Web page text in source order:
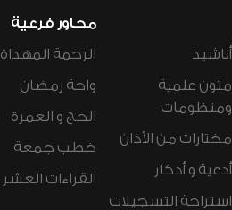
أناشيد
متون علمية
ومنظومات
مختارات من الأذان
أدعية و أذكار
استراحة التسجيلات
محاور فرعية
الرحمة المهداة
واحة رمضان
الحج و العمرة
خطب جمعة
القراءات العشر